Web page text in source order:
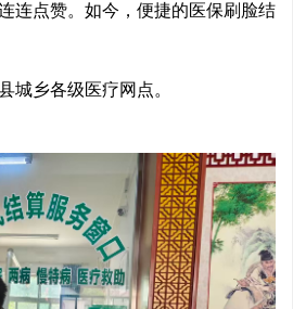
连点赞。如今，便捷的医保刷脸结
城乡各级医疗网点。